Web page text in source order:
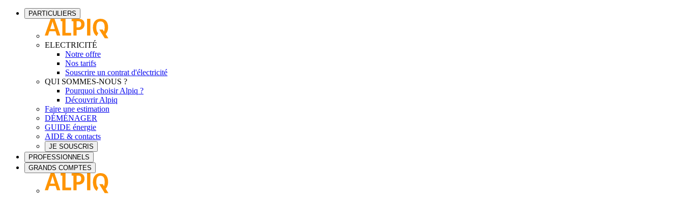
PARTICULIERS
ELECTRICITÉ
Notre offre
Nos tarifs
Souscrire un contrat d'électricité
QUI SOMMES-NOUS ?
Pourquoi choisir Alpiq ?
Découvrir Alpiq
Faire une estimation
DÉMÉNAGER
GUIDE énergie
AIDE & contacts
JE SOUSCRIS
PROFESSIONNELS
GRANDS COMPTES